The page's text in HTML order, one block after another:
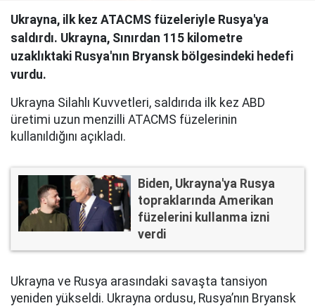
Ukrayna, ilk kez ATACMS füzeleriyle Rusya'ya
saldırdı. Ukrayna, Sınırdan 115 kilometre
uzaklıktaki Rusya'nın Bryansk bölgesindeki hedefi
vurdu.
Ukrayna Silahlı Kuvvetleri, saldırıda ilk kez ABD
üretimi uzun menzilli ATACMS füzelerinin
kullanıldığını açıkladı.
Biden, Ukrayna'ya Rusya
topraklarında Amerikan
füzelerini kullanma izni
verdi
Ukrayna ve Rusya arasındaki savaşta tansiyon
yeniden yükseldi. Ukrayna ordusu, Rusya’nın Bryansk